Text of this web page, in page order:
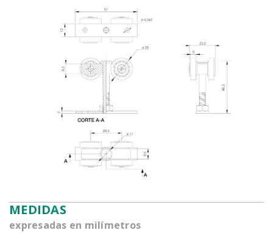
MEDIDAS
expresadas en milímetros